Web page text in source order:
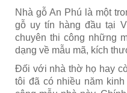
Nhà gỗ An Phú là một
gỗ uy tín hàng đầu tại
chuyên thi công những
dạng về mẫu mã, kích
Đối với nhà thờ họ hay
tôi đã có nhiều năm